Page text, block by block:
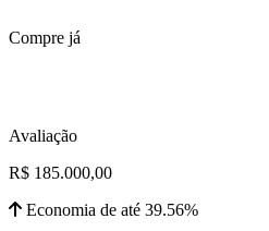
Compre já
Avaliação
R$ 185.000,00
Economia de até 39.56%